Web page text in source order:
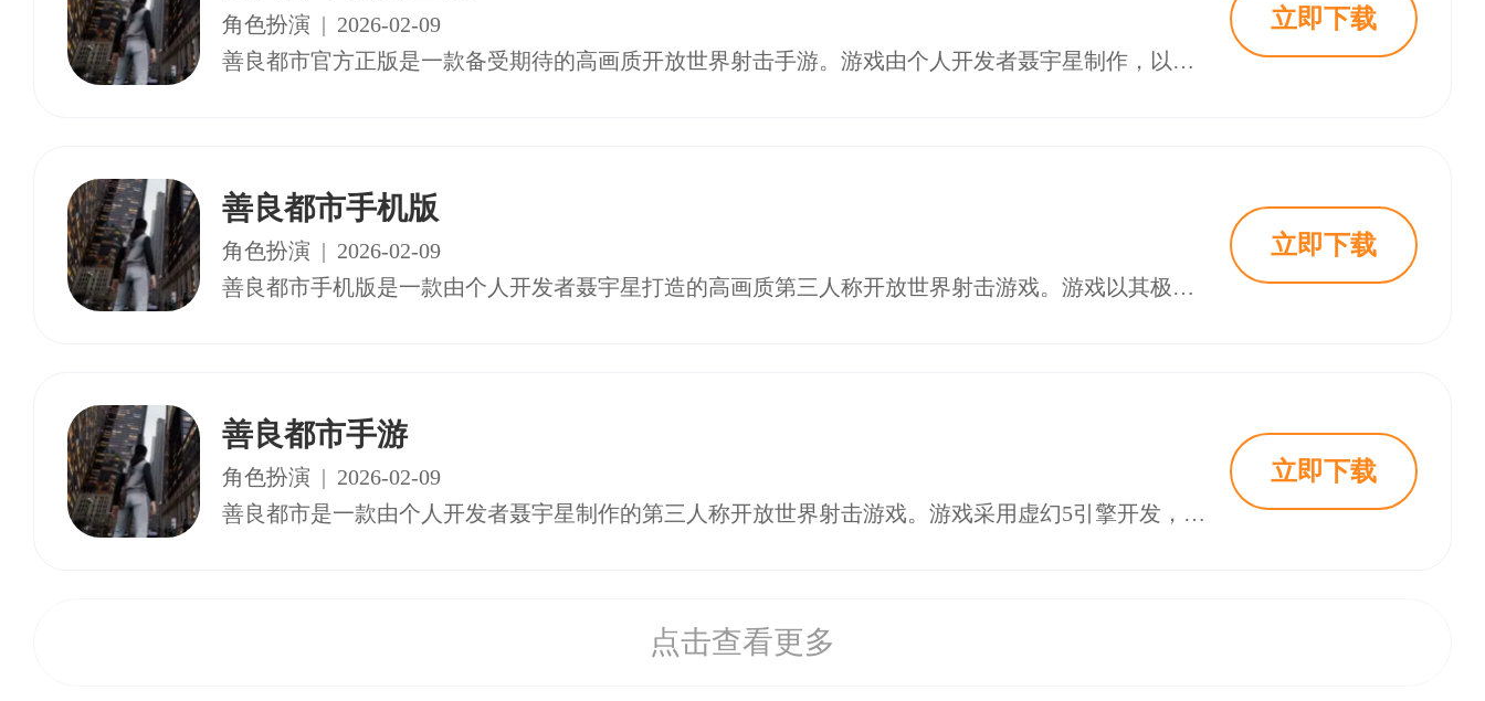
角色扮演 | 2026-02-09
善良都市官方正版是一款备受期待的高画质开放世界射击手游。游戏由个人开发者聂宇星制作，以其独特的“民风淳朴”都市设定和感人至深的故事情节为核心。
立即下载
善良都市手机版
角色扮演 | 2026-02-09
善良都市手机版是一款由个人开发者聂宇星打造的高画质第三人称开放世界射击游戏。游戏以其极致的视觉表现力、自由的探索体验和诙谐的“民风淳朴”都市设定而备受期待。
立即下载
善良都市手游
角色扮演 | 2026-02-09
善良都市是一款由个人开发者聂宇星制作的第三人称开放世界射击游戏。游戏采用虚幻5引擎开发，以其精美的画面和感人的故事为特点，构建了一个名为“善良都市”的独特开放世界。
立即下载
点击查看更多